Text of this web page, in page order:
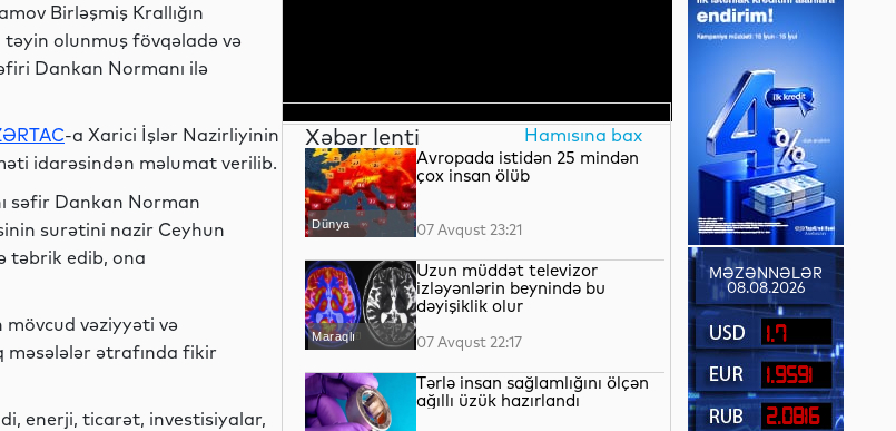
Birləşmiş Krallığın
təyin olunmuş fövqəladə və
Dankan Normanı ilə
-a Xarici İşlər Nazirliyinin
idarəsindən məlumat verilib.
səfir Dankan Norman
surətini nazir Ceyhun
təbrik edib, ona
vəziyyəti və
məsələlər ətrafında fikir
enerji, ticarət, investisiyalar,
Xəbər lenti Hamısına bax
Dünya
Avropada istidən 25 mindən
çox insan ölüb
07 Avqust 23:21
Maraqlı
Uzun müddət televizor
izləyənlərin beynində bu
dəyişiklik olur
07 Avqust 22:17
Tərlə insan sağlamlığını ölçən
ağıllı üzük hazırlandı
MƏZƏNNƏLƏR
08.08.2026
1.7
1.9591
2.0816